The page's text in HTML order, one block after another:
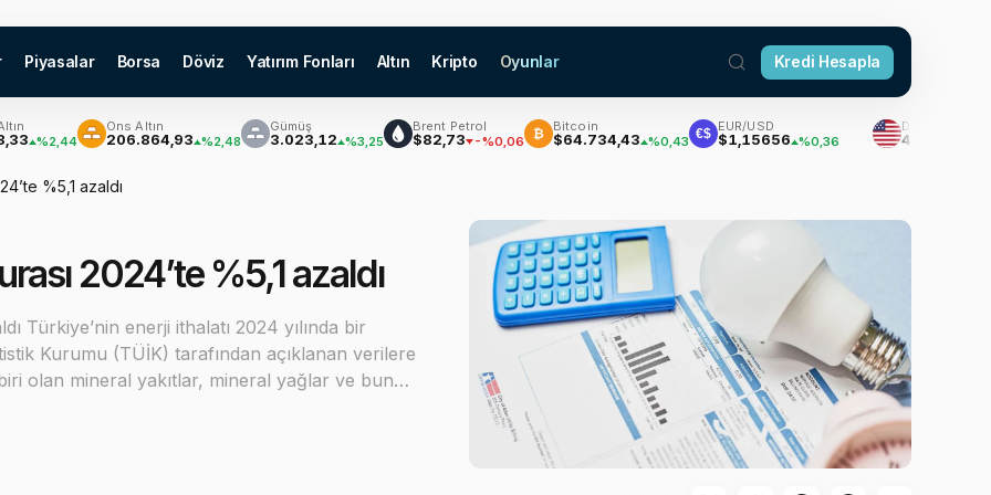
Piyasalar Borsa Döviz Yatırım Fonları Altın Kripto Oyunlar Kredi Hesapla
Ons Altın
206.864,93 %2,48
Gümüş
3.023,12 %3,25
Brent Petrol
$82,73 -%0,06 ₿
Bitcoin
$64.734,43 %0,43 €$
EUR/USD
$1,15656 %0,36
Dolar
47,6982
%5,1 azaldı
2024’te %5,1 azaldı
Türkiye’nin enerji ithalatı 2024 yılında bir
Kurumu (TÜİK) tarafından açıklanan verilere
olan mineral yakıtlar, mineral yağlar ve bun…